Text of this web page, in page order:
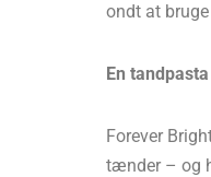
ondt at
En
Forever
tænder – og